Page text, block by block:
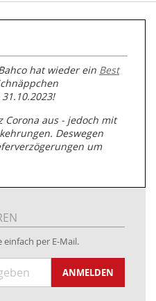
hat wieder ein Best
Corona aus - jedoch mit
Deswegen
um
zu unserer
Kabeltrommeln
Kabelbedruckung
Corporate Identity (CI)
einfach per E-Mail.
ANMELDEN